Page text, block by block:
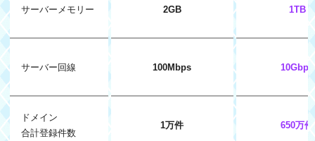
サーバーメモリー 2GB 1TB
サーバー回線 100Mbps 10Gbps
ドメイン
合計登録件数
1万件 650万件